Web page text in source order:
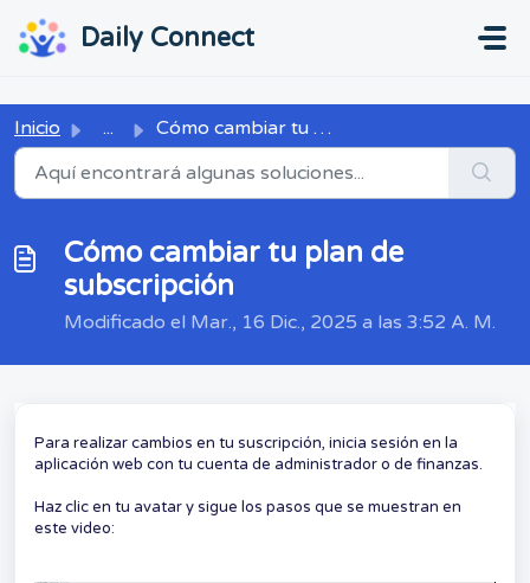
Daily Connect
Inicio ... Cómo cambiar tu plan de subscripción
Cómo cambiar tu plan de
subscripción
Modificado el Mar., 16 Dic., 2025 a las 3:52 A. M.
Para realizar cambios en tu suscripción, inicia sesión en la
aplicación web con tu cuenta de administrador o de finanzas.
Haz clic en tu avatar y sigue los pasos que se muestran en
este video: